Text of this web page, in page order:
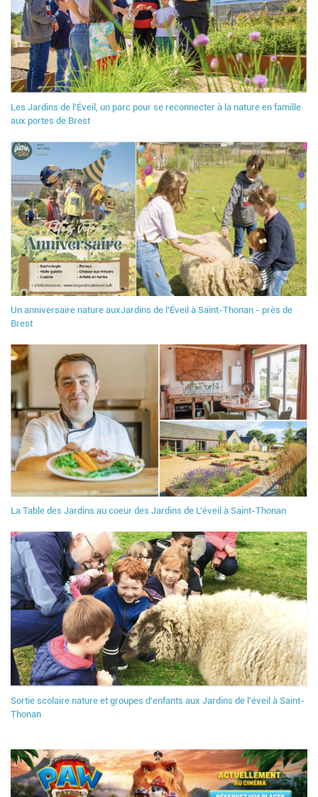
Les Jardins de l'Éveil, un parc pour se reconnecter à la nature en famille
aux portes de Brest
Un anniversaire nature auxJardins de l'Éveil à Saint-Thonan - près de
Brest
La Table des Jardins au coeur des Jardins de L'éveil à Saint-Thonan
Sortie scolaire nature et groupes d’enfants aux Jardins de l'éveil à Saint-
Thonan